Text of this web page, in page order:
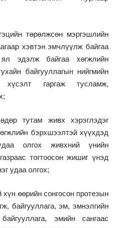
төрөлжсөн мэргэшлийн
хэвтэн эмчлүүлж байгаа
эдэлж байгаа хөгжлийн
байгууллагын нийгмийн
гаргаж тусламж,
тутам живх хэрэглэдэг
бэрхшээлтэй хүүхдэд
олгох живхний үнийн
тогтоосон жишиг үнэд
удаа олгох;
өөрийн сонгосон протезын
байгууллага, эм, эмнэлгийн
эмийн сангаас